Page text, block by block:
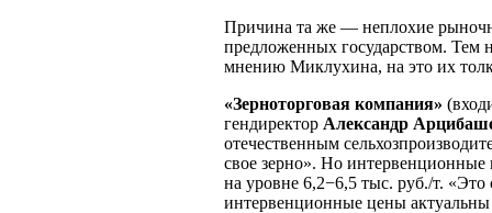
Причина та же — неплохие
предложенных государством. Тем
мнению Миклухина, на это их
«Зерноторговая компания»
гендиректор Александр
отечественным
свое зерно». Но
на уровне 6,2−6,5 тыс. руб./т.
интервенционные цены